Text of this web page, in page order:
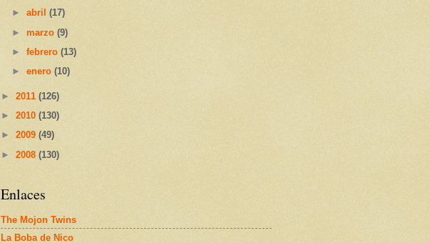
►abril(17)
►marzo(9)
►febrero(13)
►enero(10)
► 2011 (126)
► 2010 (130)
► 2009 (49)
► 2008 (130)
Enlaces
The Mojon Twins
La Boba de Nico